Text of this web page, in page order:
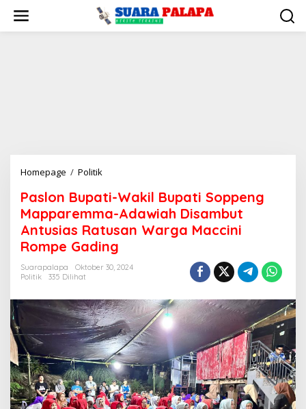
konten
Homepage / Politik
Wakil
Bupati
Soppeng
Adawiah
Disambut
Warga
Maccini
Rompe
Gading
Paslon Bupati-Wakil Bupati Soppeng
Mapparemma-Adawiah Disambut
Antusias Ratusan Warga Maccini
Rompe Gading
Suarapalapa
Oktober 30, 2024
Politik
335 Dilihat